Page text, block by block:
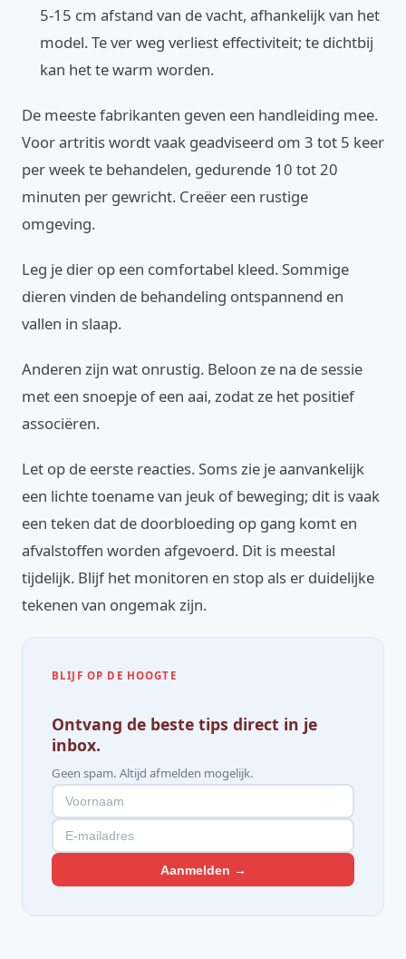
5-15 cm afstand van de vacht, afhankelijk van het
model. Te ver weg verliest effectiviteit; te dichtbij
kan het te warm worden.
De meeste fabrikanten geven een handleiding mee.
Voor artritis wordt vaak geadviseerd om 3 tot 5 keer
per week te behandelen, gedurende 10 tot 20
minuten per gewricht. Creëer een rustige
omgeving.
Leg je dier op een comfortabel kleed. Sommige
dieren vinden de behandeling ontspannend en
vallen in slaap.
Anderen zijn wat onrustig. Beloon ze na de sessie
met een snoepje of een aai, zodat ze het positief
associëren.
Let op de eerste reacties. Soms zie je aanvankelijk
een lichte toename van jeuk of beweging; dit is vaak
een teken dat de doorbloeding op gang komt en
afvalstoffen worden afgevoerd. Dit is meestal
tijdelijk. Blijf het monitoren en stop als er duidelijke
tekenen van ongemak zijn.
BLIJF OP DE HOOGTE
Ontvang de beste tips direct in je
inbox.
Geen spam. Altijd afmelden mogelijk.
Aanmelden →